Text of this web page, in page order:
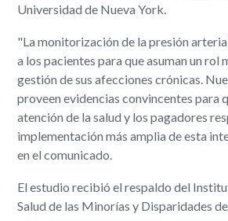
Universidad de Nueva York.
"La monitorización de la presión
a los pacientes para que asuman un rol
gestión de sus afecciones crónicas.
proveen evidencias convincentes para
atención de la salud y los pagadores
implementación más amplia de esta
en el comunicado.
El estudio recibió el respaldo del
Salud de las Minorías y Disparidades de